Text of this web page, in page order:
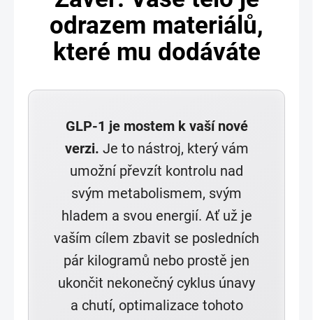
odrazem materiálů,
které mu dodáváte
GLP-1 je mostem k vaší nové
verzi. Je to nástroj, který vám
umožní převzít kontrolu nad
svým metabolismem, svým
hladem a svou energií. Ať už je
vaším cílem zbavit se posledních
pár kilogramů nebo prostě jen
ukončit nekonečný cyklus únavy
a chutí, optimalizace tohoto